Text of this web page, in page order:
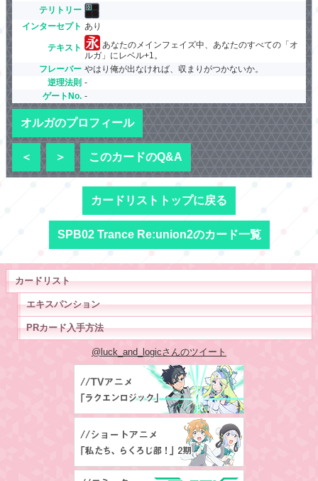
テリトリー
インターセプト あり
テキスト
あなたのメインフェイズ中、あなたのすべての「オ
ルガ」にレベル+1。
フレーバー やはり俺が出なければ、収まりがつかないか。
逆理法則 -
ゲートNo. -
オルガのプロフィール
＜ ＞ このカードのQ&A
カードリストトップに戻る
SPB02 Trance Re:union2のカード一覧
カードリスト
エキスパンション
PRカード入手方法
@luck_and_logicさんのツイート